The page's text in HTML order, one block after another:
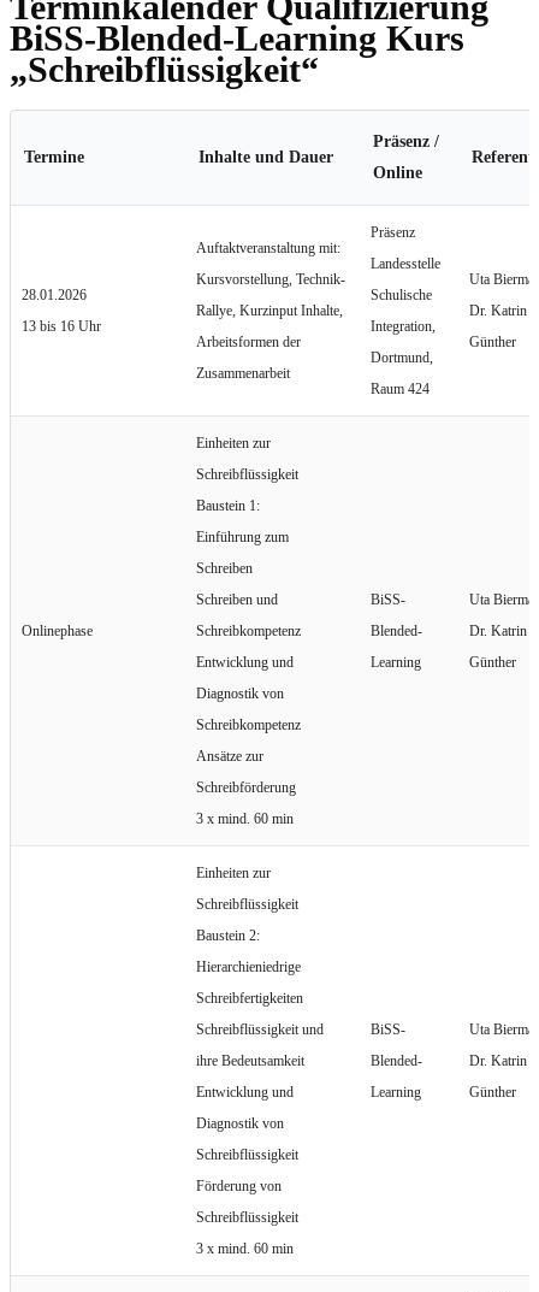
BiSS-Blended-Learning Kurs
„Schreibflüssigkeit“
Termine Inhalte und Dauer
Präsenz /
Online
28.01.2026
13 bis 16 Uhr
Auftaktveranstaltung mit:
Kursvorstellung, Technik-
Rallye, Kurzinput Inhalte,
Arbeitsformen der
Zusammenarbeit
Präsenz
Landesstelle
Schulische
Integration,
Dortmund,
Raum 424
Uta
Dr. Katrin
Günther
Onlinephase
Einheiten zur
Schreibflüssigkeit
Baustein 1:
Einführung zum
Schreiben
Schreiben und
Schreibkompetenz
Entwicklung und
Diagnostik von
Schreibkompetenz
Ansätze zur
Schreibförderung
3 x mind. 60 min
BiSS-
Blended-
Learning
Uta
Dr. Katrin
Günther
Einheiten zur
Schreibflüssigkeit
Baustein 2:
Hierarchieniedrige
Schreibfertigkeiten
Schreibflüssigkeit und
ihre Bedeutsamkeit
Entwicklung und
Diagnostik von
Schreibflüssigkeit
Förderung von
Schreibflüssigkeit
3 x mind. 60 min
BiSS-
Blended-
Learning
Uta
Dr. Katrin
Günther